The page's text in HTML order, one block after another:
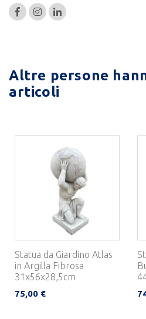
Altre persone
articoli
Statua da Giardino Atlas
in Argilla Fibrosa
31x56x28,5cm
75,00 €